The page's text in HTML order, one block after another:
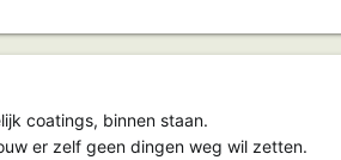
coatings, binnen staan.
er zelf geen dingen weg wil zetten.